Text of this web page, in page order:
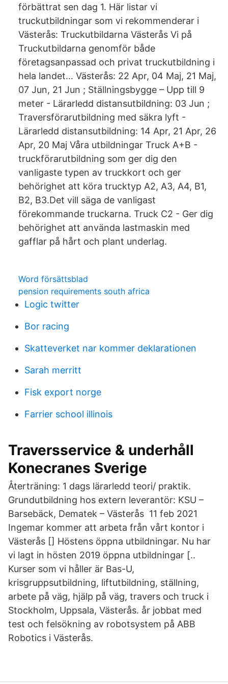
förbättrat sen dag 1. Här listar vi
truckutbildningar som vi rekommenderar i
Västerås: Truckutbildarna Västerås Vi på
Truckutbildarna genomför både
företagsanpassad och privat truckutbildning i
hela landet… Västerås: 22 Apr, 04 Maj, 21 Maj,
07 Jun, 21 Jun ; Ställningsbygge – Upp till 9
meter - Lärarledd distansutbildning: 03 Jun ;
Traversförarutbildning med säkra lyft -
Lärarledd distansutbildning: 14 Apr, 21 Apr, 26
Apr, 20 Maj Våra utbildningar Truck A+B -
truckförarutbildning som ger dig den
vanligaste typen av truckkort och ger
behörighet att köra trucktyp A2, A3, A4, B1,
B2, B3.Det vill säga de vanligast
förekommande truckarna. Truck C2 - Ger dig
behörighet att använda lastmaskin med
gafflar på hårt och plant underlag.
Word försättsblad
pension requirements south africa
Logic twitter
Bor racing
Skatteverket nar kommer deklarationen
Sarah merritt
Fisk export norge
Farrier school illinois
Traversservice & underhåll
Konecranes Sverige
Återträning: 1 dags lärarledd teori/ praktik.
Grundutbildning hos extern leverantör: KSU –
Barsebäck, Dematek – Västerås 11 feb 2021
Ingemar kommer att arbeta från vårt kontor i
Västerås [] Höstens öppna utbildningar. Nu har
vi lagt in hösten 2019 öppna utbildningar [..
Kurser som vi håller är Bas-U,
krisgruppsutbildning, liftutbildning, ställning,
arbete på väg, hjälp på väg, travers och truck i
Stockholm, Uppsala, Västerås. år jobbat med
test och felsökning av robotsystem på ABB
Robotics i Västerås.